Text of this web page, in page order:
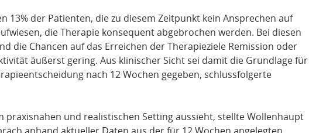
13% der Patienten, die zu diesem Zeitpunkt kein Ansprechen auf
die Therapie konsequent abgebrochen werden. Bei diesen
die Chancen auf das Erreichen der Therapieziele Remission oder
äußerst gering. Aus klinischer Sicht sei damit die Grundlage für
nach 12 Wochen gegeben, schlussfolgerte
praxisnahen und realistischen Setting aussieht, stellte Wollenhaupt